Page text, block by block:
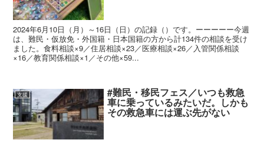
2024年6月10日（月）～16日（日）の記録（）です。ーーーーー今週
は、難民・仮放免・外国籍・日本国籍の方から計134件の相談を受け
ました。食料相談×9／住居相談×23／医療相談×26／入管関係相談
×16／教育関係相談×1／その他×59...
支援 #難民・移民フェス／いつも救急
車に乗っているみたいだ。しかも
その救急車には運ぶ先がない